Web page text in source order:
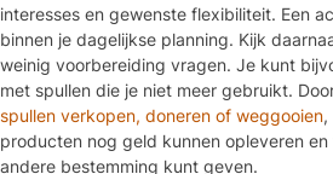
interesses en gewenste flexibiliteit. Een
binnen je dagelijkse planning. Kijk
weinig voorbereiding vragen. Je kunt
met spullen die je niet meer gebruikt.
spullen verkopen, doneren of weggooien,
producten nog geld kunnen opleveren
andere bestemming kunt geven.